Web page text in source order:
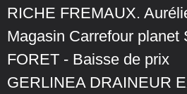
RICHE FREMAUX.
Magasin Carrefour planet
FORET - Baisse de prix
GERLINEA DRAINEUR